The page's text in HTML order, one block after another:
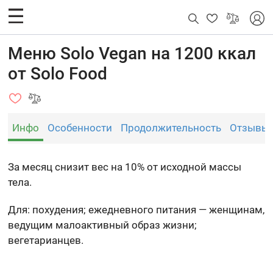
Меню Solo Vegan на 1200 ккал
от Solo Food
Инфо Особенности Продолжительность Отзывы
За месяц снизит вес на 10% от исходной массы
тела.
Для: похудения; ежедневного питания — женщинам,
ведущим малоактивный образ жизни;
вегетарианцев.